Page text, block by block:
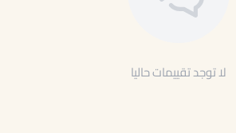
لا توجد تقييمات حاليا